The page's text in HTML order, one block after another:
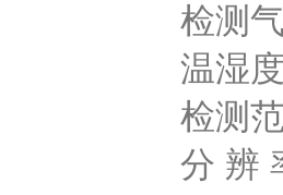
检测
温湿
检测
分 辨